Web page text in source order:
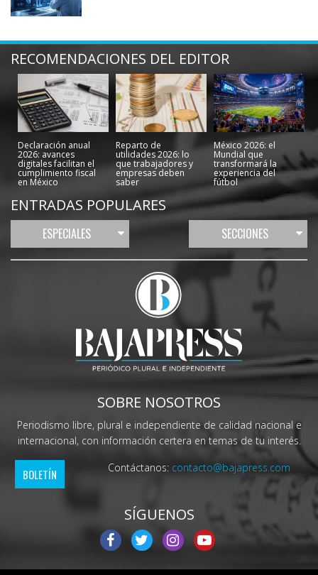
RECOMENDACIONES DEL EDITOR
Declaración anual
2026: avances
digitales facilitan el
cumplimiento fiscal
en México
Reparto de
utilidades 2026: lo
que trabajadores y
empresas deben
saber
México 2026: el
Mundial que
transformará la
experiencia del
fútbol
ENTRADAS POPULARES
ESPECIALES SECCIONES
SOBRE NOSOTROS
Periodismo libre, plural e independiente de calidad nacional e
internacional, con información certera en temas de tu interés.
BOLETÍN Contáctanos: contacto@bajapress.com
SÍGUENOS